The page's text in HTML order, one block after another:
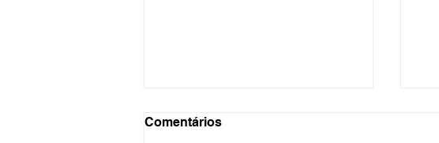
Comentários